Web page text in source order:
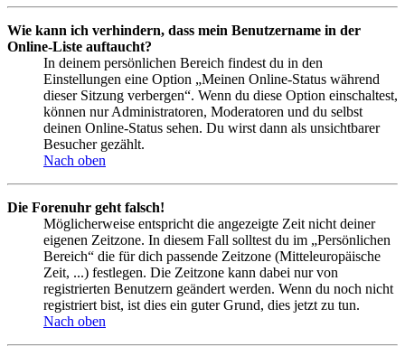
Wie kann ich verhindern, dass mein Benutzername in der
Online-Liste auftaucht?
In deinem persönlichen Bereich findest du in den
Einstellungen eine Option „Meinen Online-Status während
dieser Sitzung verbergen“. Wenn du diese Option einschaltest,
können nur Administratoren, Moderatoren und du selbst
deinen Online-Status sehen. Du wirst dann als unsichtbarer
Besucher gezählt.
Nach oben
Die Forenuhr geht falsch!
Möglicherweise entspricht die angezeigte Zeit nicht deiner
eigenen Zeitzone. In diesem Fall solltest du im „Persönlichen
Bereich“ die für dich passende Zeitzone (Mitteleuropäische
Zeit, ...) festlegen. Die Zeitzone kann dabei nur von
registrierten Benutzern geändert werden. Wenn du noch nicht
registriert bist, ist dies ein guter Grund, dies jetzt zu tun.
Nach oben